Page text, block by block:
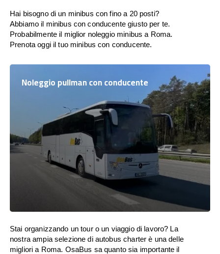
Hai bisogno di un minibus con fino a 20 posti?
Abbiamo il minibus con conducente giusto per te.
Probabilmente il miglior noleggio minibus a Roma.
Prenota oggi il tuo minibus con conducente.
Noleggio pullman con conducente
Stai organizzando un tour o un viaggio di lavoro? La
nostra ampia selezione di autobus charter è una delle
migliori a Roma. OsaBus sa quanto sia importante il